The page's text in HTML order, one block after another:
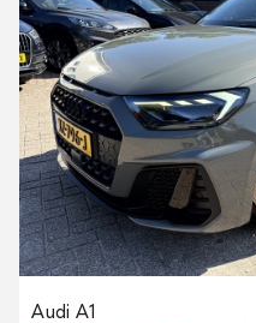
Audi A1